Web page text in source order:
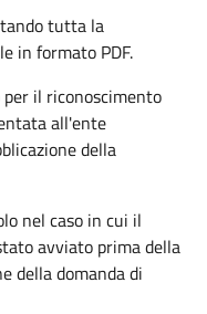
tutta la
in formato PDF.
il riconoscimento
all'ente
della
nel caso in cui il
avviato prima della
della domanda di